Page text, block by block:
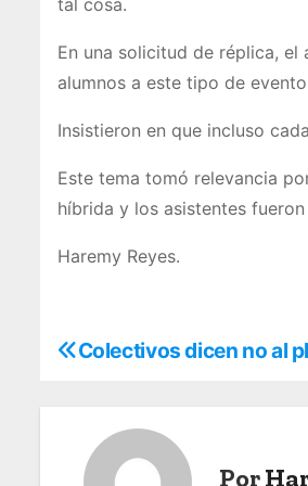
En una solicitud de réplica,
alumnos a este tipo de
Insistieron en que incluso
Este tema tomó relevancia
híbrida y los asistentes
Haremy Reyes.
NColectivos dicen no al
Por